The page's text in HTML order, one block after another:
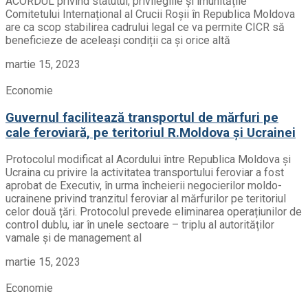
Comitetului Internațional al Crucii Roșii în Republica Moldova
are ca scop stabilirea cadrului legal ce va permite CICR să
beneficieze de aceleași condiții ca și orice altă
martie 15, 2023
Economie
Guvernul facilitează transportul de mărfuri pe
cale feroviară, pe teritoriul R.Moldova și Ucrainei
Protocolul modificat al Acordului între Republica Moldova și
Ucraina cu privire la activitatea transportului feroviar a fost
aprobat de Executiv, în urma încheierii negocierilor moldo-
ucrainene privind tranzitul feroviar al mărfurilor pe teritoriul
celor două țări. Protocolul prevede eliminarea operațiunilor de
control dublu, iar în unele sectoare – triplu al autorităților
vamale și de management al
martie 15, 2023
Economie